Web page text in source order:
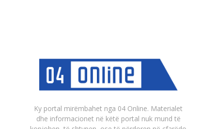
Ky portal mirëmbahet nga 04 Online. Materialet
dhe informacionet në këtë portal nuk mund të